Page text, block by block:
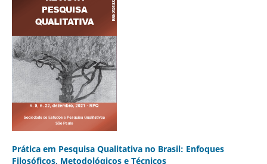
Prática em Pesquisa Qualitativa no Brasil: Enfoques
Filosóficos, Metodológicos e Técnicos